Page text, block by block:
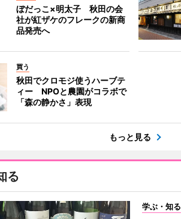
ぼだっこ×明太子 秋田の会
社が紅ザケのフレークの新商
品発売へ
買う
秋田でクロモジ使うハーブテ
ィー NPOと農園がコラボで
「森の静かさ」表現
もっと見る
る
学ぶ・知る